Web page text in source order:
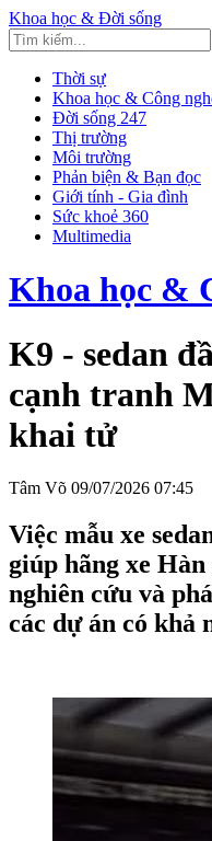
Khoa học & Đời sống
Thời sự
Khoa học & Công
Đời sống 247
Thị trường
Môi trường
Phản biện & Bạn đọc
Giới tính - Gia đình
Sức khoẻ 360
Multimedia
Khoa học &
K9 - sedan
cạnh tranh
khai tử
Tâm Võ 09/07/2026 07:45
Việc mẫu xe
giúp hãng xe
nghiên cứu và
các dự án có khả